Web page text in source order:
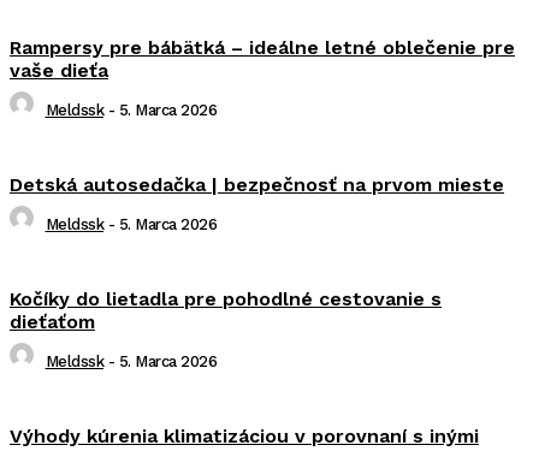
Rampersy pre bábätká – ideálne letné oblečenie pre
vaše dieťa
Meldssk - 5. Marca 2026
Detská autosedačka | bezpečnosť na prvom mieste
Meldssk - 5. Marca 2026
Kočíky do lietadla pre pohodlné cestovanie s
dieťaťom
Meldssk - 5. Marca 2026
Výhody kúrenia klimatizáciou v porovnaní s inými